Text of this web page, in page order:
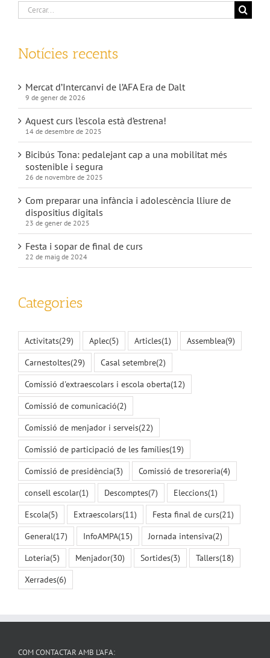
Cerca
…
Notícies recents
Mercat d’Intercanvi de l’AFA Era de Dalt
9 de gener de 2026
Aquest curs l’escola està d’estrena!
14 de desembre de 2025
Bicibús Tona: pedalejant cap a una mobilitat més
sostenible i segura
26 de novembre de 2025
Com preparar una infància i adolescència lliure de
dispositius digitals
23 de gener de 2025
Festa i sopar de final de curs
22 de maig de 2024
Categories
Activitats(29) Aplec(5) Articles(1) Assemblea(9)
Carnestoltes(29) Casal setembre(2)
Comissió d'extraescolars i escola oberta(12)
Comissió de comunicació(2)
Comissió de menjador i serveis(22)
Comissió de participació de les famílies(19)
Comissió de presidència(3) Comissió de tresoreria(4)
consell escolar(1) Descomptes(7) Eleccions(1)
Escola(5) Extraescolars(11) Festa final de curs(21)
General(17) InfoAMPA(15) Jornada intensiva(2)
Loteria(5) Menjador(30) Sortides(3) Tallers(18)
Xerrades(6)
COM CONTACTAR AMB L’AFA: